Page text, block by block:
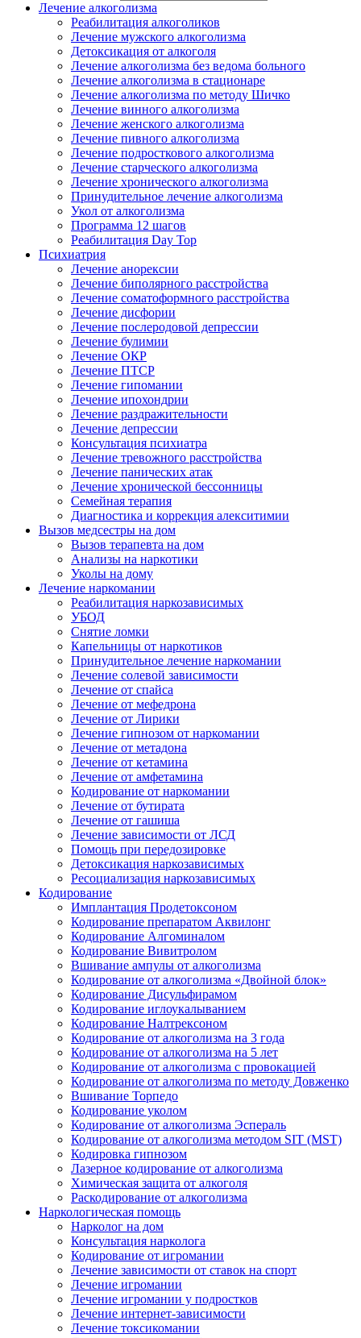
Лечение алкоголизма
Реабилитация алкоголиков
Лечение мужского алкоголизма
Детоксикация от алкоголя
Лечение алкоголизма без ведома больного
Лечение алкоголизма в стационаре
Лечение алкоголизма по методу Шичко
Лечение винного алкоголизма
Лечение женского алкоголизма
Лечение пивного алкоголизма
Лечение подросткового алкоголизма
Лечение старческого алкоголизма
Лечение хронического алкоголизма
Принудительное лечение алкоголизма
Укол от алкоголизма
Программа 12 шагов
Реабилитация Day Top
Психиатрия
Лечение анорексии
Лечение биполярного расстройства
Лечение соматоформного расстройства
Лечение дисфории
Лечение послеродовой депрессии
Лечение булимии
Лечение ОКР
Лечение ПТСР
Лечение гипомании
Лечение ипохондрии
Лечение раздражительности
Лечение депрессии
Консультация психиатра
Лечение тревожного расстройства
Лечение панических атак
Лечение хронической бессонницы
Семейная терапия
Диагностика и коррекция алекситимии
Вызов медсестры на дом
Вызов терапевта на дом
Анализы на наркотики
Уколы на дому
Лечение наркомании
Реабилитация наркозависимых
УБОД
Снятие ломки
Капельницы от наркотиков
Принудительное лечение наркомании
Лечение солевой зависимости
Лечение от спайса
Лечение от мефедрона
Лечение от Лирики
Лечение гипнозом от наркомании
Лечение от метадона
Лечение от кетамина
Лечение от амфетамина
Кодирование от наркомании
Лечение от бутирата
Лечение от гашиша
Лечение зависимости от ЛСД
Помощь при передозировке
Детоксикация наркозависимых
Ресоциализация наркозависимых
Кодирование
Имплантация Продетоксоном
Кодирование препаратом Аквилонг
Кодирование Алгоминалом
Кодирование Вивитролом
Вшивание ампулы от алкоголизма
Кодирование от алкоголизма «Двойной блок»
Кодирование Дисульфирамом
Кодирование иглоукалыванием
Кодирование Налтрексоном
Кодирование от алкоголизма на 3 года
Кодирование от алкоголизма на 5 лет
Кодирование от алкоголизма с провокацией
Кодирование от алкоголизма по методу Довженко
Вшивание Торпедо
Кодирование уколом
Кодирование от алкоголизма Эспераль
Кодирование от алкоголизма методом SIT (MST)
Кодировка гипнозом
Лазерное кодирование от алкоголизма
Химическая защита от алкоголя
Раскодирование от алкоголизма
Наркологическая помощь
Нарколог на дом
Консультация нарколога
Кодирование от игромании
Лечение зависимости от ставок на спорт
Лечение игромании
Лечение игромании у подростков
Лечение интернет-зависимости
Лечение токсикомании